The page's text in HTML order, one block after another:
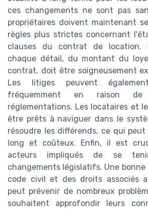
ces changements ne sont pas
propriétaires doivent maintenant
règles plus strictes concernant
clauses du contrat de location.
chaque détail, du montant du
contrat, doit être soigneusement
Les litiges peuvent
fréquemment en raison de
réglementations. Les locataires et
être prêts à naviguer dans le
résoudre les différends, ce qui
long et coûteux. Enfin, il est
acteurs impliqués de se
changements législatifs. Une bonne
code civil et des droits associés
peut prévenir de nombreux
souhaitent approfondir leurs